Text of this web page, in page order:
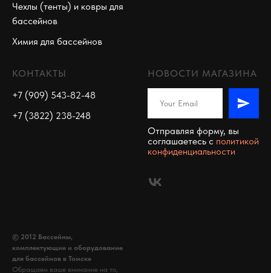
Чехлы (тенты) и ковры для
бассейнов
Химия для бассейнов
КОНТАКТЫ
+7 (909) 543-82-48
+7 (3822) 238-248
НОВОСТИ МАГАЗИНА
Отправляя форму, вы
соглашаетесь c политикой
конфиденциальности
© 2012 Бассейны,
комплектующие и оборудование
для бассейнов в Томске
Обращаем ваше внимание на то,